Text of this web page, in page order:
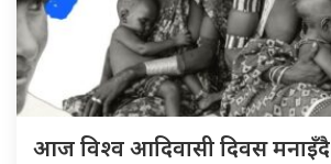
आज विश्व आदिवासी दिवस मनाइँदै